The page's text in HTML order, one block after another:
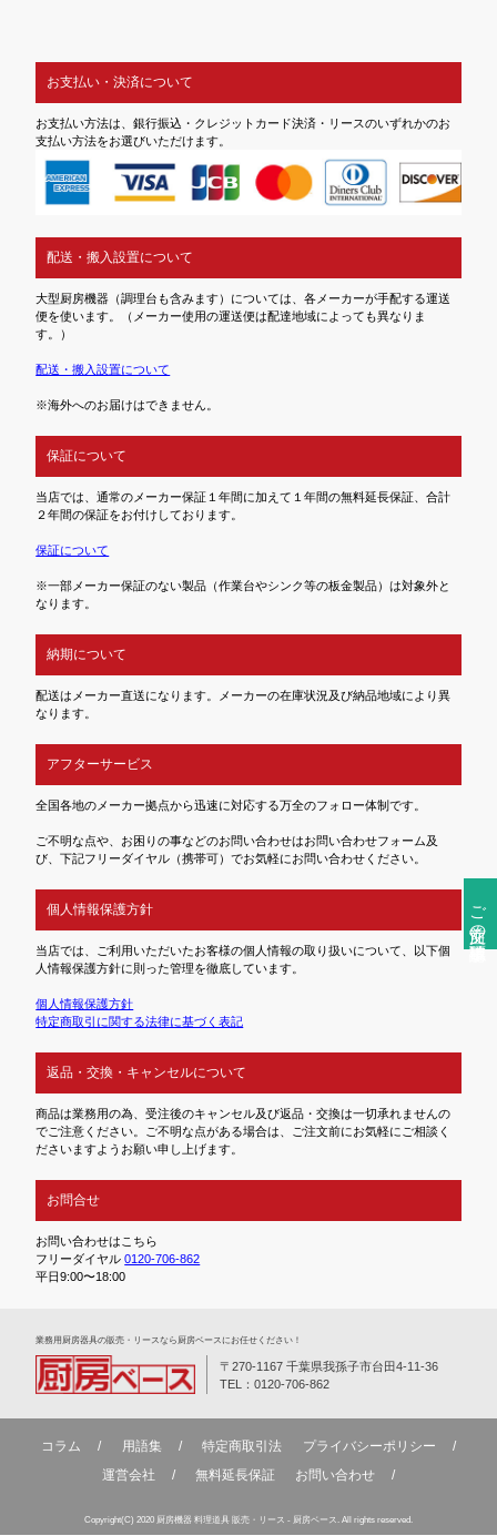
ご注文前の確認事項
お支払い・決済について
お支払い方法は、銀行振込・クレジットカード決済・リースのいずれかのお
支払い方法をお選びいただけます。
配送・搬入設置について
大型厨房機器（調理台も含みます）については、各メーカーが手配する運送
便を使います。（メーカー使用の運送便は配達地域によっても異なりま
す。）
配送・搬入設置について
※海外へのお届けはできません。
保証について
当店では、通常のメーカー保証１年間に加えて１年間の無料延長保証、合計
２年間の保証をお付けしております。
保証について
※一部メーカー保証のない製品（作業台やシンク等の板金製品）は対象外と
なります。
納期について
配送はメーカー直送になります。メーカーの在庫状況及び納品地域により異
なります。
アフターサービス
全国各地のメーカー拠点から迅速に対応する万全のフォロー体制です。
ご不明な点や、お困りの事などのお問い合わせはお問い合わせフォーム及
び、下記フリーダイヤル（携帯可）でお気軽にお問い合わせください。
個人情報保護方針
当店では、ご利用いただいたお客様の個人情報の取り扱いについて、以下個
人情報保護方針に則った管理を徹底しています。
個人情報保護方針
特定商取引に関する法律に基づく表記
返品・交換・キャンセルについて
商品は業務用の為、受注後のキャンセル及び返品・交換は一切承れませんの
でご注意ください。ご不明な点がある場合は、ご注文前にお気軽にご相談く
ださいますようお願い申し上げます。
お問合せ
お問い合わせはこちら
フリーダイヤル0120-706-862
平日9:00〜18:00
業務⽤厨房器具の販売・リースなら厨房ベースにお任せください！
〒270-1167 千葉県我孫子市台田4-11-36
TEL：0120-706-862
コラム 用語集 特定商取引法
プライバシーポリシー
運営会社
無料延⻑保証 お問い合わせ
Copyright(C) 2020 厨房機器 料理道具 販売・リース - 厨房ベース. All rights reserved.